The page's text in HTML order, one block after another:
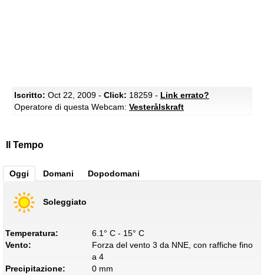
Iscritto: Oct 22, 2009 - Click: 18259 - Link errato?
Operatore di questa Webcam: Vesterålskraft
Il Tempo
Oggi Domani Dopodomani
Soleggiato
Temperatura:
6.1° C - 15° C
Vento:
Forza del vento 3 da NNE, con raffiche fino
a 4
Precipitazione:
0 mm